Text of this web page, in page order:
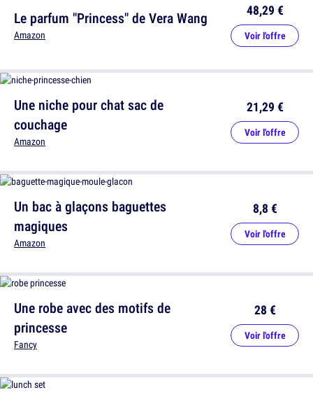
Le parfum "Princess" de Vera Wang
Amazon
48,29 €
Voir l'offre
Un bac à glaçons baguettes
magiques
Amazon
8,8 €
Voir l'offre
Une niche pour chat sac de
couchage
Amazon
21,29 €
Voir l'offre
Une robe avec des motifs de
princesse
Fancy
28 €
Voir l'offre